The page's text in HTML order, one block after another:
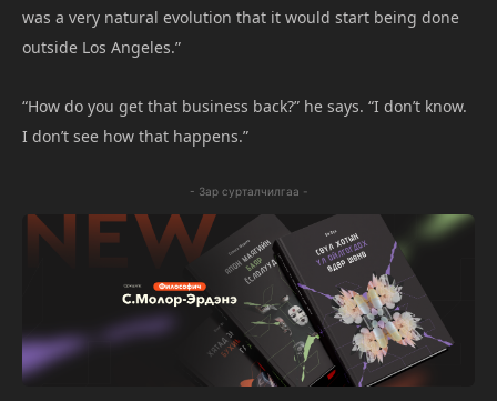
was a very natural evolution that it would start being done
outside Los Angeles.”
“How do you get that business back?” he says. “I don’t know.
I don’t see how that happens.”
- Зар сурталчилгаа -